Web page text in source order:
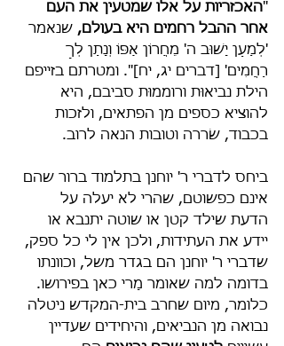
"האכזריות על אלו שמטעין את העם
אחר ההבל רחמים היא בעולם, שנאמר
'לְמַעַן יָשׁוּב ה' מֵחֲרוֹן אַפּוֹ וְנָתַן לְךָ
רַחֲמִים' [דברים יג, יח]". ומטרתם בזייפם
הילת נביאוּת ורוממוּת סביבם, היא
להוציא כספים מן הפתאים, ולזכות
בכבוד, שׂררה וטובות הנאה לרוב.
ביחס לדברי ר' יוחנן בתלמוד ברור שהם
אינם כפשוטם, שהרי לא יעלה על
הדעת שילד קטן או שוטה יתנבא או
יידע את העתידות, ולכן אין לי כל ספק,
שדברי ר' יוחנן הם בגדר משל, וכוונתו
בדומה למה שאומר מָרי כאן בפירושו.
כלומר, מיום שחרב בית-המקדש ניטלה
נבואה מן הנביאים, והיחידים שעדיין